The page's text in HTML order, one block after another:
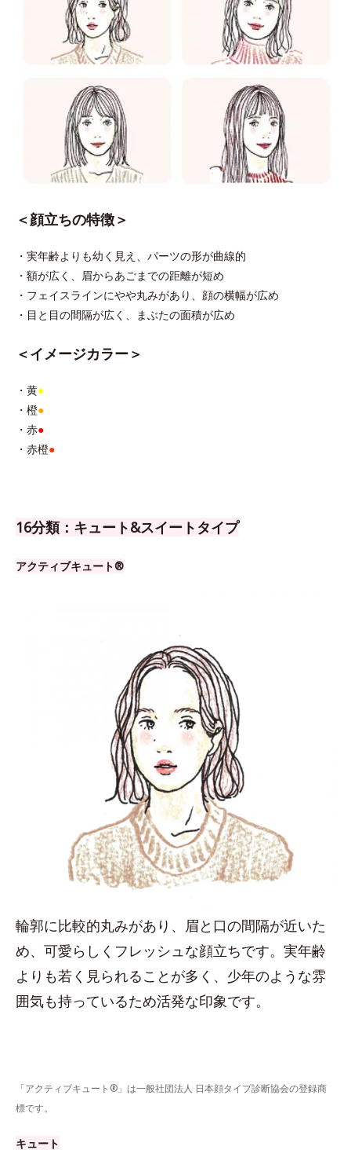
＜顔立ちの特徴＞
・実年齢よりも幼く見え、パーツの形が曲線的
・額が広く、眉からあごまでの距離が短め
・フェイスラインにやや丸みがあり、顔の横幅が広め
・目と目の間隔が広く、まぶたの面積が広め
＜イメージカラー＞
・黄●
・橙●
・赤●
・赤橙●
16分類：キュート&スイートタイプ
アクティブキュート®
輪郭に比較的丸みがあり、眉と口の間隔が近いた
め、可愛らしくフレッシュな顔立ちです。実年齢
よりも若く見られることが多く、少年のような雰
囲気も持っているため活発な印象です。
「アクティブキュート®」は一般社団法人 日本顔タイプ診断協会の登録商
標です。
キュート